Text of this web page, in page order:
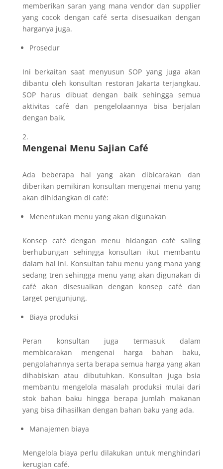
memberikan saran yang mana vendor dan supplier
yang cocok dengan café serta disesuaikan dengan
harganya juga.
Prosedur
Ini berkaitan saat menyusun SOP yang juga akan
dibantu oleh konsultan restoran Jakarta terjangkau.
SOP harus dibuat dengan baik sehingga semua
aktivitas café dan pengelolaannya bisa berjalan
dengan baik.
Mengenai Menu Sajian Café
Ada beberapa hal yang akan dibicarakan dan
diberikan pemikiran konsultan mengenai menu yang
akan dihidangkan di café:
Menentukan menu yang akan digunakan
Konsep café dengan menu hidangan café saling
berhubungan sehingga konsultan ikut membantu
dalam hal ini. Konsultan tahu menu yang mana yang
sedang tren sehingga menu yang akan digunakan di
café akan disesuaikan dengan konsep café dan
target pengunjung.
Biaya produksi
Peran konsultan juga termasuk dalam
membicarakan mengenai harga bahan baku,
pengolahannya serta berapa semua harga yang akan
dihabiskan atau dibutuhkan. Konsultan juga bsia
membantu mengelola masalah produksi mulai dari
stok bahan baku hingga berapa jumlah makanan
yang bisa dihasilkan dengan bahan baku yang ada.
Manajemen biaya
Mengelola biaya perlu dilakukan untuk menghindari
kerugian café.